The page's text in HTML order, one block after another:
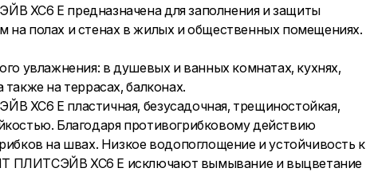
ХС6 Е предназначена для заполнения и защиты
полах и стенах в жилых и общественных помещениях.
увлажнения: в душевых и ванных комнатах, кухнях,
на террасах, балконах.
ХС6 Е пластичная, безусадочная, трещиностойкая,
Благодаря противогрибковому действию
на швах. Низкое водопоглощение и устойчивость к
ПЛИТСЭЙВ ХС6 Е исключают вымывание и выцветание